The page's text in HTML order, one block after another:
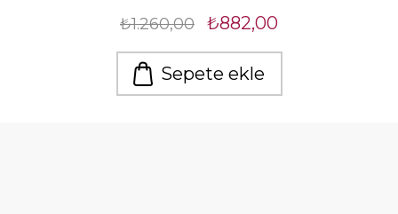
₺1.260,00 ₺882,00
Sepete ekle